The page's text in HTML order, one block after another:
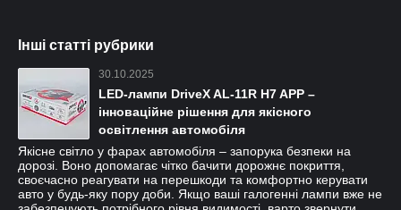
Інші статті рубрики
30.10.2025
LED-лампи DriveX AL-11R H7 APP –
інноваційне рішення для якісного
освітлення автомобіля
Якісне світло у фарах автомобіля – запорука безпеки на
дорозі. Воно допомагає чітко бачити дорожнє покриття,
своєчасно реагувати на перешкоди та комфортно керувати
авто у будь-яку пору доби. Якщо ваші галогенні лампи вже не